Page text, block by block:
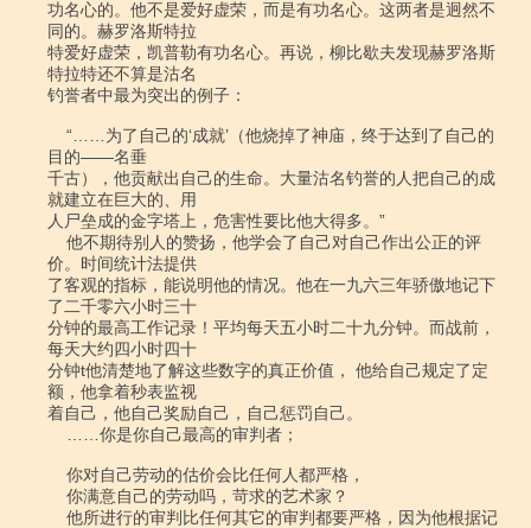
功名心的。他不是爱好虚荣，而是有功名心。这两者是迥然不
同的。赫罗洛斯特拉
特爱好虚荣，凯普勒有功名心。再说，柳比歇夫发现赫罗洛斯
特拉特还不算是沽名
钓誉者中最为突出的例子：
目的――名垂
千古），他贡献出自己的生命。大量沽名钓誉的人把自己的成
就建立在巨大的、用
人尸垒成的金字塔上，危害性要比他大得多。”
价。时间统计法提供
了客观的指标，能说明他的情况。他在一九六三年骄傲地记下
了二千零六小时三十
分钟的最高工作记录！平均每天五小时二十九分钟。而战前，
每天大约四小时四十
分钟t他清楚地了解这些数字的真正价值， 他给自己规定了定
额，他拿着秒表监视
着自己，他自己奖励自己，自己惩罚自己。